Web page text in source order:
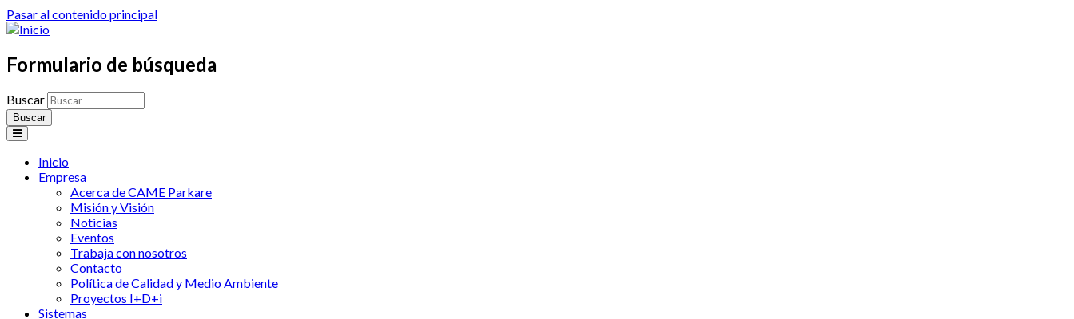
Pasar al contenido principal
Formulario de búsqueda
Buscar
Inicio
Empresa
Acerca de CAME Parkare
Misión y Visión
Noticias
Eventos
Trabaja con nosotros
Contacto
Política de Calidad y Medio Ambiente
Proyectos I+D+i
Sistemas